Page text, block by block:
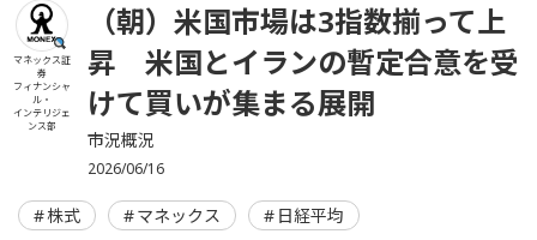
マネックス証
券
フィナンシャ
ル・
インテリジェ
ンス部
（朝）米国市場は3指数揃って上
昇 米国とイランの暫定合意を受
けて買いが集まる展開
市況概況
2026/06/16
株式 マネックス 日経平均